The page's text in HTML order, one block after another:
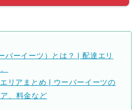
バーイーツ）とは？ | 配達エリ
リアまとめ | ウーバーイーツの
、料金など